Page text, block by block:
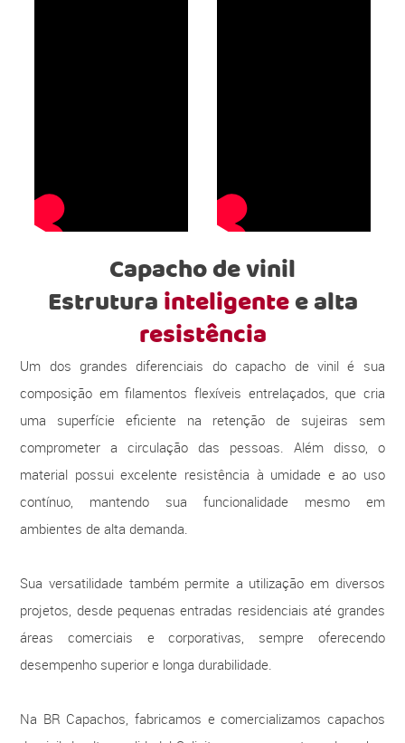
Capacho de vinil
Estruturainteligentee alta
resistência
Um dos grandes diferenciais do capacho de vinil é sua
composição em filamentos flexíveis entrelaçados, que cria
uma superfície eficiente na retenção de sujeiras sem
comprometer a circulação das pessoas. Além disso, o
material possui excelente resistência à umidade e ao uso
contínuo, mantendo sua funcionalidade mesmo em
ambientes de alta demanda.
Sua versatilidade também permite a utilização em diversos
projetos, desde pequenas entradas residenciais até grandes
áreas comerciais e corporativas, sempre oferecendo
desempenho superior e longa durabilidade.
Na BR Capachos, fabricamos e comercializamos capachos